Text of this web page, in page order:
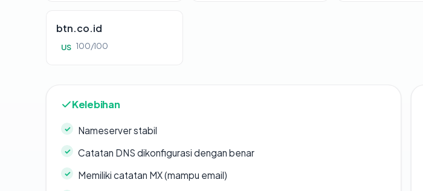
btn.co.id
US 100/100
Kelebihan
Nameserver stabil
Catatan DNS dikonfigurasi dengan benar
Memiliki catatan MX (mampu email)